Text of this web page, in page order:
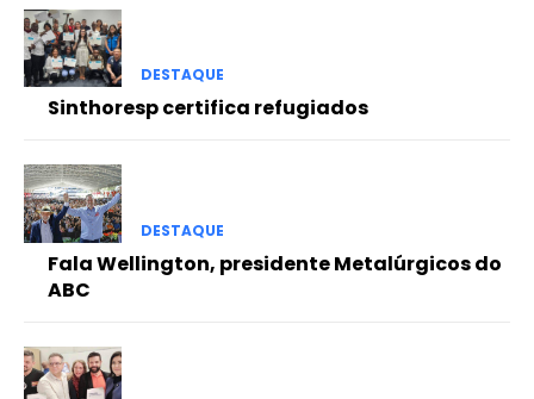
DESTAQUE
Sinthoresp certifica refugiados
DESTAQUE
Fala Wellington, presidente Metalúrgicos do
ABC